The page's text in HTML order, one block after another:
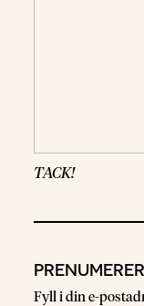
TACK!
Fyll i din e-